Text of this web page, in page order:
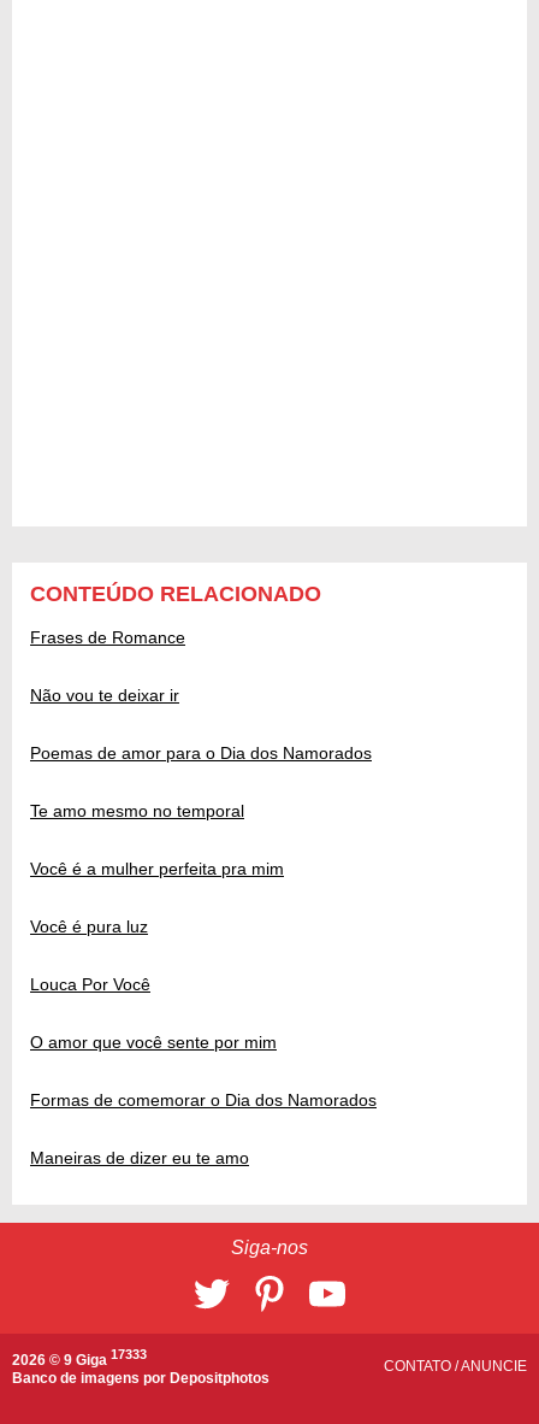
CONTEÚDO RELACIONADO
Frases de Romance
Não vou te deixar ir
Poemas de amor para o Dia dos Namorados
Te amo mesmo no temporal
Você é a mulher perfeita pra mim
Você é pura luz
Louca Por Você
O amor que você sente por mim
Formas de comemorar o Dia dos Namorados
Maneiras de dizer eu te amo
Siga-nos
2026 © 9 Giga 17333
Banco de imagens por Depositphotos
CONTATO /ANUNCIE